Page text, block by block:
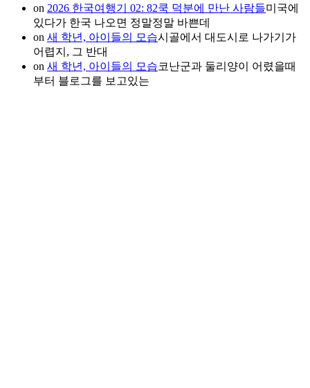
on 2026 한국여행기 02: 82쿡 덕분에 만난 사람들미국에
있다가 한국 나오면 정말정말 바쁜데
on 새 학년, 아이들의 모습시골에서 대도시로 나가기가
어렵지, 그 반대
on 새 학년, 아이들의 모습코난군과 둘리양이 어렸을때
부터 블로그를 보고있는